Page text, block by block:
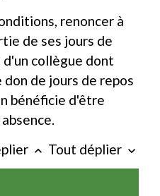
renoncer à
de ses jours de
collègue dont
de jours de repos
bénéficie d'être
keyboard_arrow_up Tout déplier keyboard_arrow_down